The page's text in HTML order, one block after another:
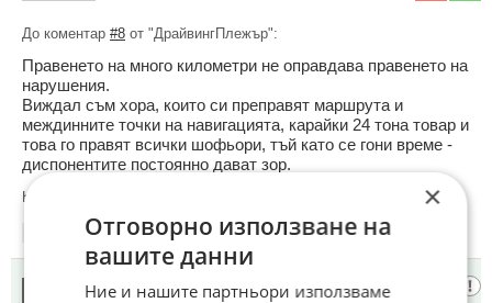
До коментар #8 от "ДрайвингПлежър":
Правенето на много километри не оправдава правенето на
нарушения.
Виждал съм хора, които си преправят маршрута и
междинните точки на навигацията, карайки 24 тона товар и
това го правят всички шофьори, тъй като се гони време -
диспонентите постоянно дават зор.
Коментиран от
13.05.2026
тракторист
×
Отговорно използване на
вашите данни
Ние и нашите партньори използваме